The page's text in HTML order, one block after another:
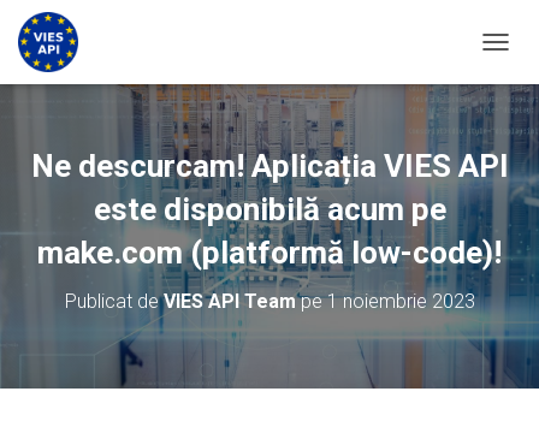
Ne descurcam! Aplicația VIES API
este disponibilă acum pe
make.com (platformă low-code)!
Publicat deVIES API Teampe1 noiembrie 2023